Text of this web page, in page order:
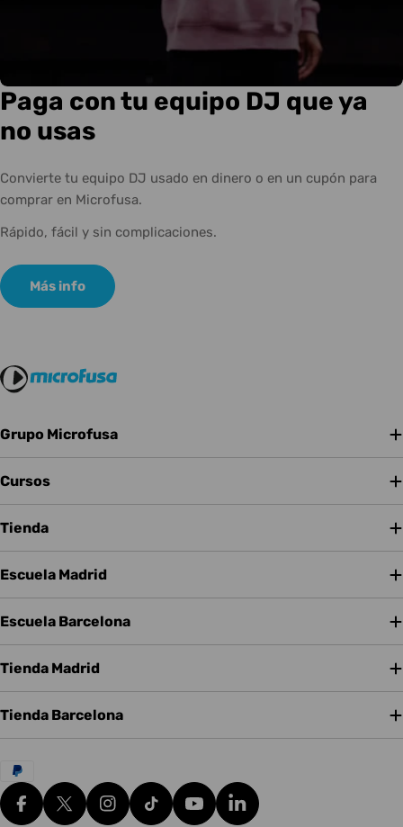
Paga con tu equipo DJ que ya
no usas
Convierte tu equipo DJ usado en dinero o en un cupón para
comprar en Microfusa.
Rápido, fácil y sin complicaciones.
Más info
Grupo Microfusa
Cursos
Tienda
Escuela Madrid
Escuela Barcelona
Tienda Madrid
Tienda Barcelona
Métodos
de
pagoFacebookX (Twitter)Instagram
tiktok YouTubeTranslation missing: